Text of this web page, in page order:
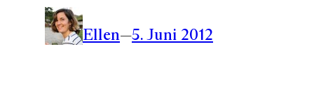
Ellen—5. Juni 2012